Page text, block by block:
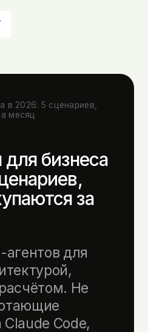
в 2026: 5 сценариев,
месяц
для бизнеса
за
для
Не
Code,